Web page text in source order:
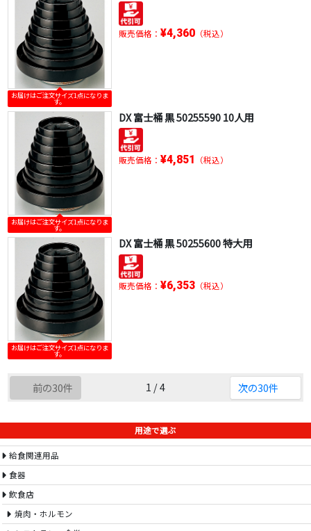
お届けはご注文サイズ1点になりま
す。
販売価格： ¥4,360（税込）
お届けはご注文サイズ1点になりま
す。
DX 富士桶 黒 50255590 10人用
販売価格： ¥4,851 （税込）
お届けはご注文サイズ1点になりま
す。
DX 富士桶 黒 50255600 特大用
販売価格： ¥6,353（税込）
前の30件 1 / 4 次の30件
用途で選ぶ
給食関連用品
食器
飲食店
焼肉・ホルモン